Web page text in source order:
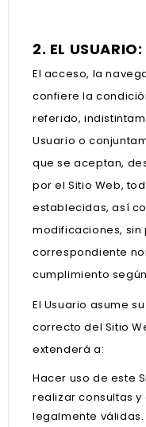
2. EL USUARIO:
El acceso, la
confiere la
referido,
Usuario o
que se aceptan,
por el Sitio Web,
establecidas, así
modificaciones,
correspondiente
cumplimiento
El Usuario asume
correcto del Sitio
extenderá a:
Hacer uso de este
realizar consultas
legalmente válidas.